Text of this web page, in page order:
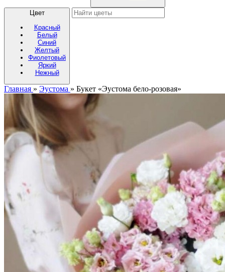
Цвет
Красный
Белый
Синий
Желтый
Фиолетовый
Яркий
Нежный
Главная » Эустома » Букет «Эустома бело-розовая»